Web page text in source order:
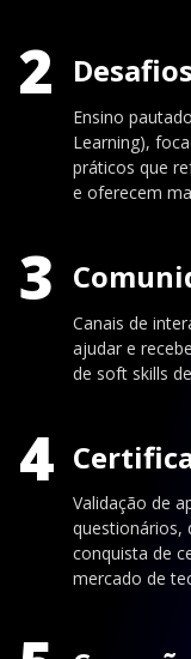
2
Ensino
Learning),
práticos que
e oferecem
3
Canais de
ajudar e
de soft skills
4
Validação de
questionários,
conquista de
mercado de